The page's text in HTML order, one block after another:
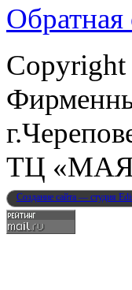
Обратная
ТЦ
Создание сайта — студия